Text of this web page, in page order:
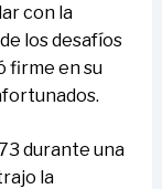
con la
los desafíos
firme en su
durante una
la